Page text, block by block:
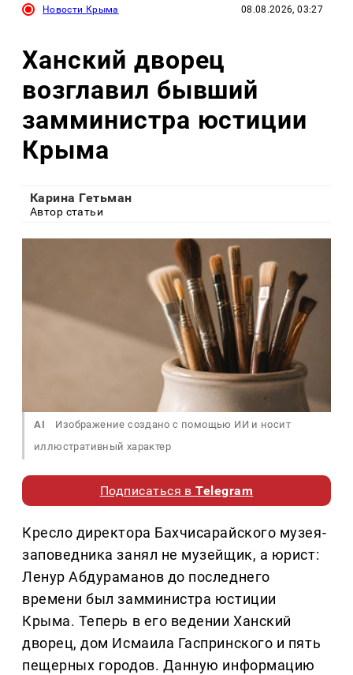
Новости Крыма 08.08.2026, 03:27
Ханский дворец
возглавил бывший
замминистра юстиции
Крыма
Карина Гетьман
Автор статьи
AI
Изображение создано с помощью ИИ и носит
иллюстративный характер
Подписаться вTelegram
Кресло директора Бахчисарайского музея-
заповедника занял не музейщик, а юрист:
Ленур Абдураманов до последнего
времени был замминистра юстиции
Крыма. Теперь в его ведении Ханский
дворец, дом Исмаила Гаспринского и пять
пещерных городов. Данную информацию